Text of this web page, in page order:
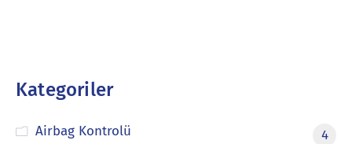
Kategoriler
Airbag Kontrolü
4